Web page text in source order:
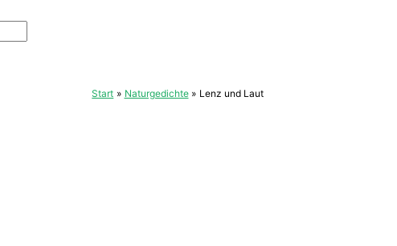
Start Naturgedichte Lenz und Laut